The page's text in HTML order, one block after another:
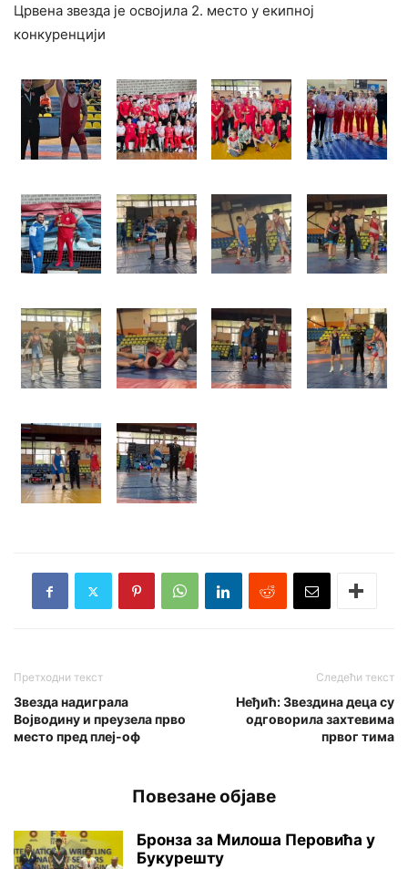
Црвена звезда је освојила 2. место у екипној
конкуренцији
Претходни текст
Звезда надиграла
Војводину и преузела прво
место пред плеј-оф
Следећи текст
Неђић: Звездина деца су
одговорила захтевима
првог тима
Повезане објаве
Бронза за Милоша Перовића у
Букурешту